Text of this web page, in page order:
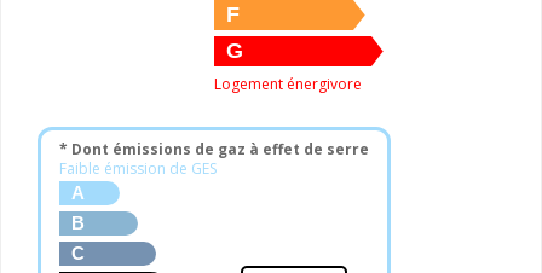
F
G
Logement énergivore
* Dont émissions de gaz à effet de serre
Faible émission de GES
A
B
C